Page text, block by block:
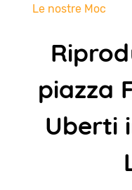
Le nostre Moc
piazza
Uberti